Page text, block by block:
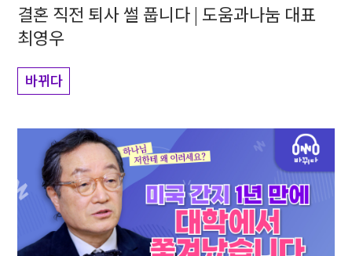
결혼 직전 퇴사 썰 풉니다 | 도움과나눔 대표
최영우
바뀌다